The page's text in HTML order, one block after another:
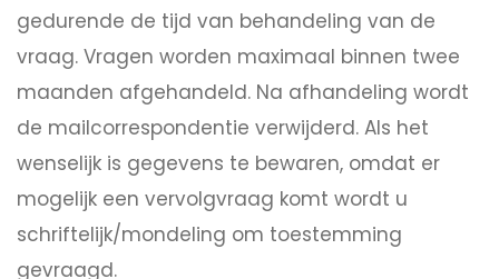
gedurende de tijd van behandeling van de
vraag. Vragen worden maximaal binnen twee
maanden afgehandeld. Na afhandeling wordt
de mailcorrespondentie verwijderd. Als het
wenselijk is gegevens te bewaren, omdat er
mogelijk een vervolgvraag komt wordt u
schriftelijk/mondeling om toestemming
gevraagd.